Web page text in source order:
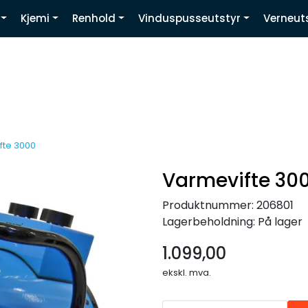
Youtube
Kjemi Renhold Vinduspusseutstyr
3000
Varmevifte
Produktnummer: 206801
Lagerbeholdning: På lager
1.099,00
ekskl. mva.